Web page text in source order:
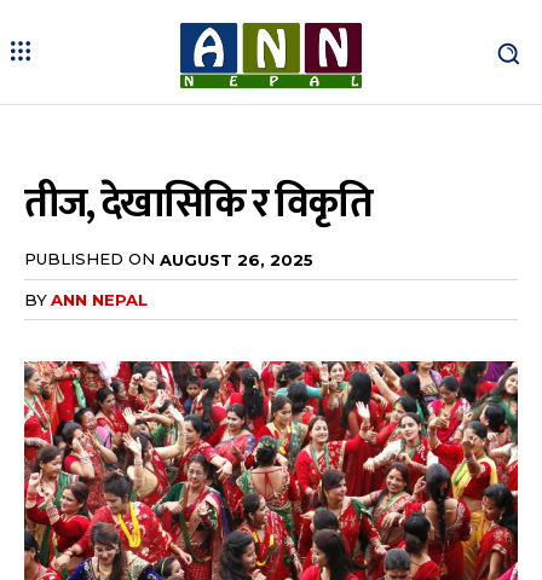
तीज, देखासिकि र विकृति
PUBLISHED ON AUGUST 26, 2025
BYANN NEPAL